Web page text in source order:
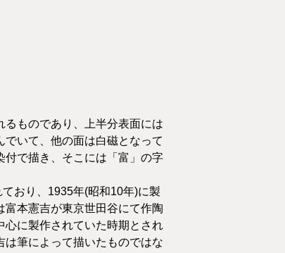
ものであり、上半分表面には
いて、他の面は白磁となって
付で描き、そこには「富」の字
おり、1935年(昭和10年)に製
本憲吉が東京世田谷にて作陶
心に製作されていた時期とされ
筆によって描いたものではな